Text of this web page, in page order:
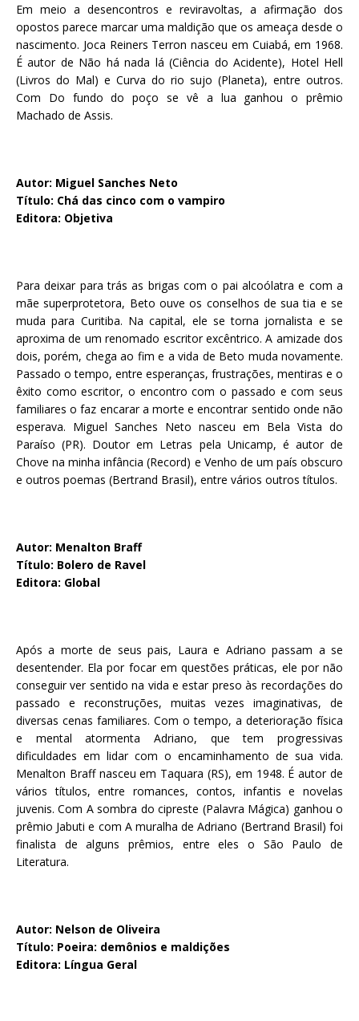
Em meio a desencontros e reviravoltas, a afirmação dos
opostos parece marcar uma maldição que os ameaça desde o
nascimento. Joca Reiners Terron nasceu em Cuiabá, em 1968.
É autor de Não há nada lá (Ciência do Acidente), Hotel Hell
(Livros do Mal) e Curva do rio sujo (Planeta), entre outros.
Com Do fundo do poço se vê a lua ganhou o prêmio
Machado de Assis.
Autor: Miguel Sanches Neto
Título: Chá das cinco com o vampiro
Editora: Objetiva
Para deixar para trás as brigas com o pai alcoólatra e com a
mãe superprotetora, Beto ouve os conselhos de sua tia e se
muda para Curitiba. Na capital, ele se torna jornalista e se
aproxima de um renomado escritor excêntrico. A amizade dos
dois, porém, chega ao fim e a vida de Beto muda novamente.
Passado o tempo, entre esperanças, frustrações, mentiras e o
êxito como escritor, o encontro com o passado e com seus
familiares o faz encarar a morte e encontrar sentido onde não
esperava. Miguel Sanches Neto nasceu em Bela Vista do
Paraíso (PR). Doutor em Letras pela Unicamp, é autor de
Chove na minha infância (Record) e Venho de um país obscuro
e outros poemas (Bertrand Brasil), entre vários outros títulos.
Autor: Menalton Braff
Título: Bolero de Ravel
Editora: Global
Após a morte de seus pais, Laura e Adriano passam a se
desentender. Ela por focar em questões práticas, ele por não
conseguir ver sentido na vida e estar preso às recordações do
passado e reconstruções, muitas vezes imaginativas, de
diversas cenas familiares. Com o tempo, a deterioração física
e mental atormenta Adriano, que tem progressivas
dificuldades em lidar com o encaminhamento de sua vida.
Menalton Braff nasceu em Taquara (RS), em 1948. É autor de
vários títulos, entre romances, contos, infantis e novelas
juvenis. Com A sombra do cipreste (Palavra Mágica) ganhou o
prêmio Jabuti e com A muralha de Adriano (Bertrand Brasil) foi
finalista de alguns prêmios, entre eles o São Paulo de
Literatura.
Autor: Nelson de Oliveira
Título: Poeira: demônios e maldições
Editora: Língua Geral